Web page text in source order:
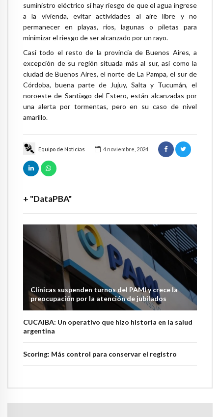
Equipo de Noticias 4 noviembre, 2024
+ "DataPBA"
Clínicas suspenden turnos del PAMI y crece la
preocupación por la atención de jubilados
CUCAIBA: Un operativo que hizo historia en la salud
argentina
Scoring: Más control para conservar el registro
suministro eléctrico si hay riesgo de que el agua ingrese
a la vivienda, evitar actividades al aire libre y no
permanecer en playas, ríos, lagunas o piletas para
minimizar el riesgo de ser alcanzado por un rayo.
Casi todo el resto de la provincia de Buenos Aires, a
excepción de su región situada más al sur, así como la
ciudad de Buenos Aires, el norte de La Pampa, el sur de
Córdoba, buena parte de Jujuy, Salta y Tucumán, el
noroeste de Santiago del Estero, están alcanzadas por
una alerta por tormentas, pero en su caso de nivel
amarillo.